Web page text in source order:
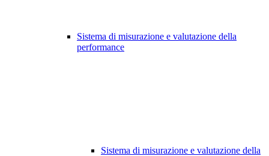
Sistema di misurazione e valutazione della
performance
Sistema di misurazione e valutazione della